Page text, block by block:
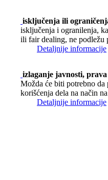
isključenja ili
isključenja i ogranilenja,
ili fair dealing, ne podležu
Detaljnije informacije
izlaganje javnosti,
Možda će biti potrebno
korišćenja dela na način
Detaljnije informacije